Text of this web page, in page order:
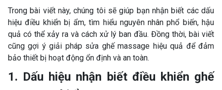
Trong bài viết này, chúng tôi sẽ giúp bạn nhận biết các dấu
hiệu điều khiển bị ẩm, tìm hiểu nguyên nhân phổ biến, hậu
quả có thể xảy ra và cách xử lý ban đầu. Đồng thời, bài viết
cũng gợi ý giải pháp sửa ghế massage hiệu quả để đảm
bảo thiết bị hoạt động ổn định và an toàn.
1. Dấu hiệu nhận biết điều khiển ghế